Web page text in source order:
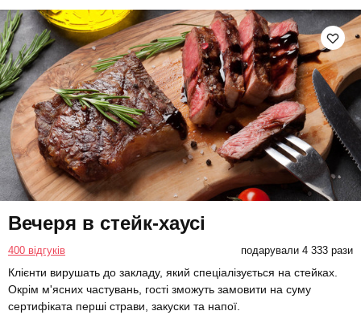
Вечеря в стейк-хаусі
400 відгуків подарували 4 333 рази
Клієнти вирушать до закладу, який спеціалізується на стейках.
Окрім м'ясних частувань, гості зможуть замовити на суму
сертифіката перші страви, закуски та напої.